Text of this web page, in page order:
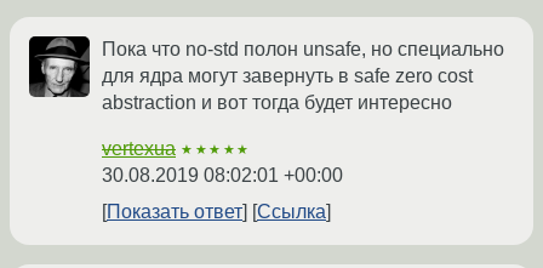
Пока что no-std полон unsafe, но специально
для ядра могут завернуть в safe zero cost
abstraction и вот тогда будет интересно
vertexua ★★★★★
30.08.2019 08:02:01 +00:00
Показать ответ
Ссылка